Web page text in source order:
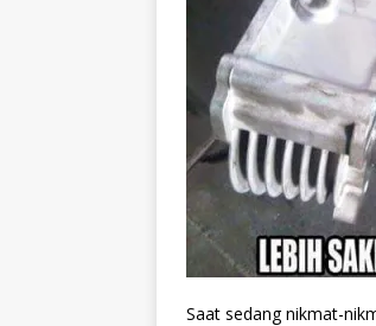
Saat sedang nikmat-